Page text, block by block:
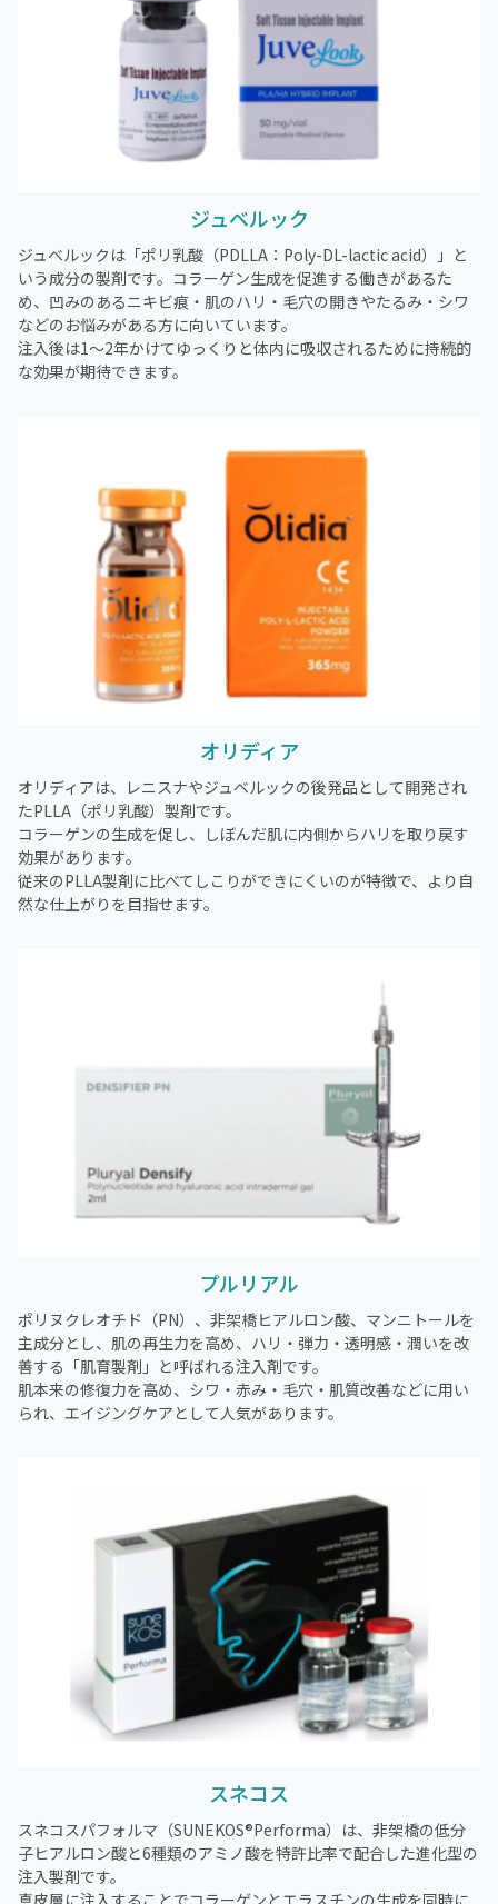
ジュベルック
ジュベルックは「ポリ乳酸（PDLLA：Poly-DL-lactic acid）」と
いう成分の製剤です。コラーゲン生成を促進する働きがあるた
め、凹みのあるニキビ痕・肌のハリ・毛穴の開きやたるみ・シワ
などのお悩みがある方に向いています。
注入後は1～2年かけてゆっくりと体内に吸収されるために持続的
な効果が期待できます。
オリディア
オリディアは、レニスナやジュベルックの後発品として開発され
たPLLA（ポリ乳酸）製剤です。
コラーゲンの生成を促し、しぼんだ肌に内側からハリを取り戻す
効果があります。
従来のPLLA製剤に比べてしこりができにくいのが特徴で、より自
然な仕上がりを目指せます。
プルリアル
ポリヌクレオチド（PN）、非架橋ヒアルロン酸、マンニトールを
主成分とし、肌の再生力を高め、ハリ・弾力・透明感・潤いを改
善する「肌育製剤」と呼ばれる注入剤です。
肌本来の修復力を高め、シワ・赤み・毛穴・肌質改善などに用い
られ、エイジングケアとして人気があります。
スネコス
スネコスパフォルマ（SUNEKOS®Performa）は、非架橋の低分
子ヒアルロン酸と6種類のアミノ酸を特許比率で配合した進化型の
注入製剤です。
真皮層に注入することでコラーゲンとエラスチンの生成を同時に